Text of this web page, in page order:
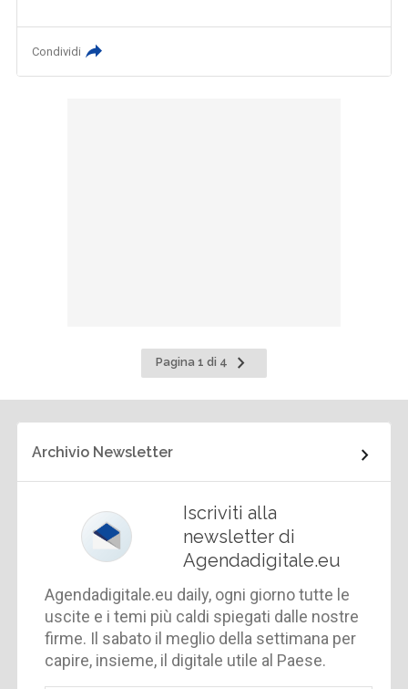
Condividi
Pagina 1 di 4
Pagina
successiva
Archivio Newsletter
Iscriviti alla
newsletter di
Agendadigitale.eu
Agendadigitale.eu daily, ogni giorno tutte le
uscite e i temi più caldi spiegati dalle nostre
firme. Il sabato il meglio della settimana per
capire, insieme, il digitale utile al Paese.